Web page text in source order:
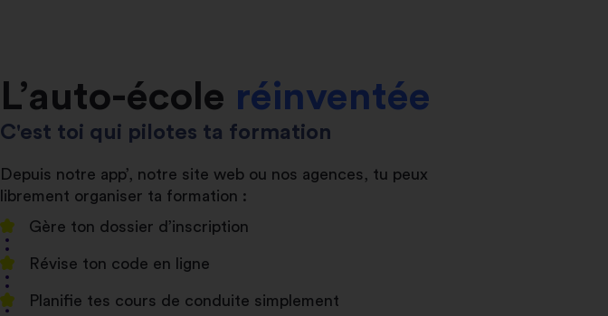
L’auto-école réinventée
C'est toi qui pilotes ta formation
Depuis notre app’, notre site web ou nos agences, tu peux
librement organiser ta formation :
Gère ton dossier d’inscription
Révise ton code en ligne
Planifie tes cours de conduite simplement